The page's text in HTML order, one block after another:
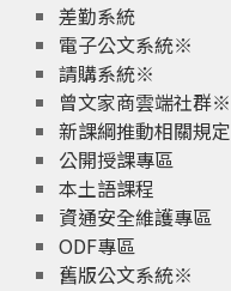
差勤系統
電子公文系統※
請購系統※
曾文家商雲端社群※
新課綱推動相關規定
公開授課專區
本土語課程
資通安全維護專區
ODF專區
舊版公文系統※